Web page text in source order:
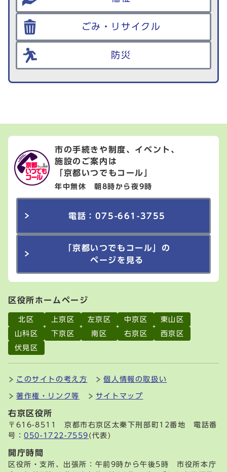
ごみ・リサイクル
防災
市の手続きや制度、イベント、
施設のご案内は
「京都いつでもコール」
年中無休 朝8時から夜9時
電話：075-661-3755
「京都いつでもコール」の
ページを見る
区役所ホームページ
北区 上京区 左京区 中京区
東山区
山科区
下京区 南区 右京区
西京区
伏見区
このサイトの考え方 個人情報の取扱い
著作権・リンク等 サイトマップ
右京区役所
〒616-8511 京都市右京区太秦下刑部町12番地 電話番
号：050-1722-7559 (代表)
開庁時間
区役所・支所、出張所：午前9時から午後5時 市役所本庁